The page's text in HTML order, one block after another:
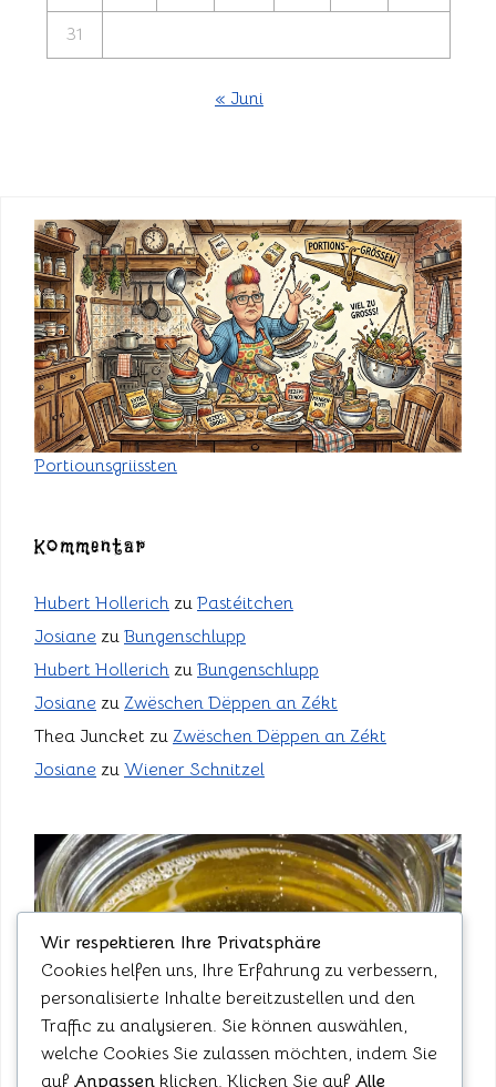
31
« Juni
Portiounsgriissten
Kommentar
Hubert Hollerich zu Pastéitchen
Josiane zu Bungenschlupp
Hubert Hollerich zu Bungenschlupp
Josiane zu Zwëschen Dëppen an Zékt
Thea Juncket zu Zwëschen Dëppen an Zékt
Josiane zu Wiener Schnitzel
Wir respektieren Ihre Privatsphäre
Cookies helfen uns, Ihre Erfahrung zu verbessern,
personalisierte Inhalte bereitzustellen und den
Traffic zu analysieren. Sie können auswählen,
welche Cookies Sie zulassen möchten, indem Sie
auf Anpassen klicken. Klicken Sie auf Alle